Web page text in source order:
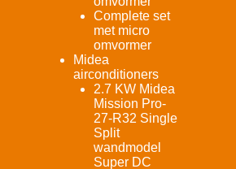
Complete set
met micro
omvormer
Midea
airconditioners
2.7 KW Midea
Mission Pro-
27-R32 Single
Split
wandmodel
Super DC